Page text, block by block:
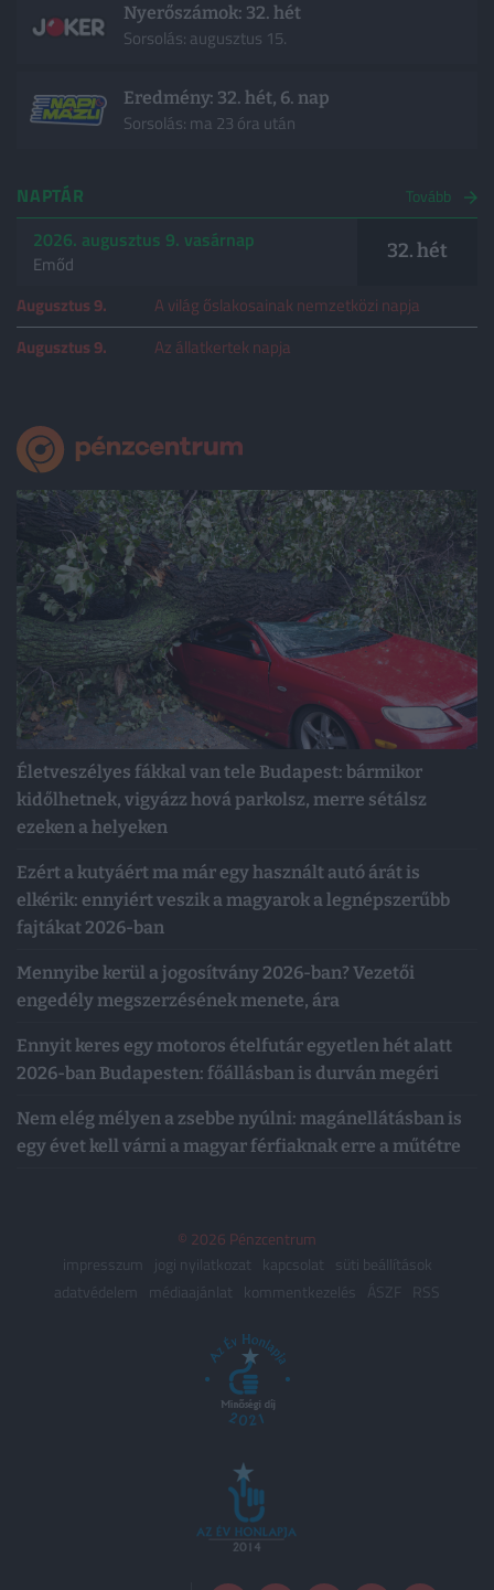
Nyerőszámok: 32. hét
Sorsolás: augusztus 15.
Eredmény: 32. hét, 6. nap
Sorsolás: ma 23 óra után
NAPTÁR Tovább
2026. augusztus 9. vasárnap
Emőd
32. hét
Augusztus 9.
A világ őslakosainak nemzetközi napja
Augusztus 9.
Az állatkertek napja
Életveszélyes fákkal van tele Budapest: bármikor
kidőlhetnek, vigyázz hová parkolsz, merre sétálsz
ezeken a helyeken
Ezért a kutyáért ma már egy használt autó árát is
elkérik: ennyiért veszik a magyarok a legnépszerűbb
fajtákat 2026-ban
Mennyibe kerül a jogosítvány 2026-ban? Vezetői
engedély megszerzésének menete, ára
Ennyit keres egy motoros ételfutár egyetlen hét alatt
2026-ban Budapesten: főállásban is durván megéri
Nem elég mélyen a zsebbe nyúlni: magánellátásban is
egy évet kell várni a magyar férfiaknak erre a műtétre
© 2026 Pénzcentrum
impresszum
jogi nyilatkozat kapcsolat
süti beállítások
adatvédelem
médiaajánlat kommentkezelés ÁSZF RSS